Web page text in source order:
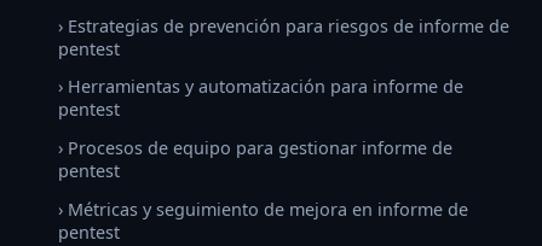
› Estrategias de prevención para riesgos de informe de
pentest
› Herramientas y automatización para informe de
pentest
› Procesos de equipo para gestionar informe de
pentest
› Métricas y seguimiento de mejora en informe de
pentest